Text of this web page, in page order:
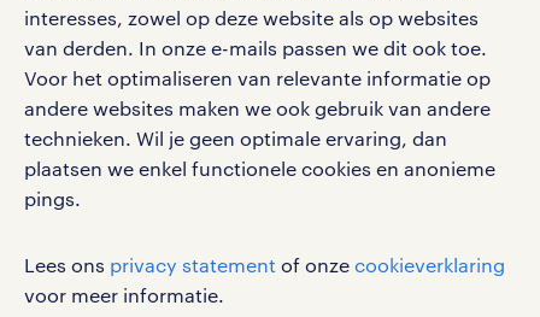
interesses, zowel op deze website als op websites
van derden. In onze e-mails passen we dit ook toe.
Voor het optimaliseren van relevante informatie op
andere websites maken we ook gebruik van andere
technieken. Wil je geen optimale ervaring, dan
plaatsen we enkel functionele cookies en anonieme
pings.
Lees ons privacy statement of onze cookieverklaring
voor meer informatie.
werken bij randstad
gebruikersvoorwaarden
privacystatement
cookies